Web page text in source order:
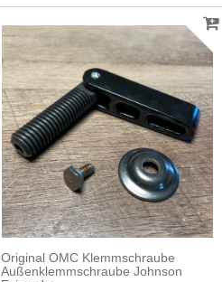
Original OMC Klemmschraube
Außenklemmschraube Johnson